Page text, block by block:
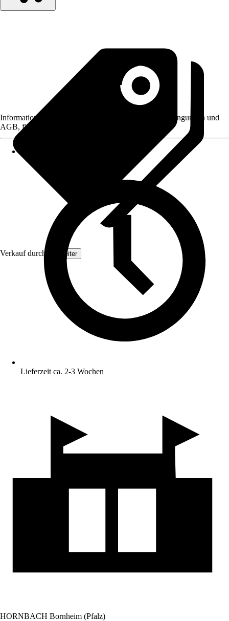
Verkauf durch: Topleiter
Informationen des Verkäufers, wie z. B. Rückgabebedingungen und
AGB, finden Sie bei Klick auf den Verkäufernamen.
Lieferzeit ca. 2-3 Wochen
HORNBACH Bornheim (Pfalz)